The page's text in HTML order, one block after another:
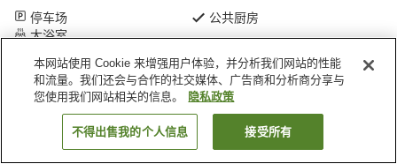
停车场
公共厨房
大浴室
首页 日本 鹿儿岛县
霧岛
Hot Spring Therapy Inn Myokenkan
搜索客房
本网站使用 Cookie 来增强用户体验，并分析我们网站的性能
和流量。我们还会与合作的社交媒体、广告商和分析商分享与
您使用我们网站相关的信息。
隐私政策
不得出售我的个人信息 接受所有